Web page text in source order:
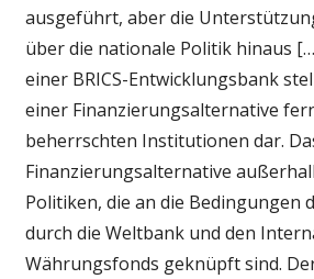
ausgeführt, aber die
über die nationale Politik hinaus
einer BRICS-Entwicklungsbank
einer Finanzierungsalternative
beherrschten Institutionen dar.
Finanzierungsalternative
Politiken, die an die Bedingungen
durch die Weltbank und den
Währungsfonds geknüpft sind.